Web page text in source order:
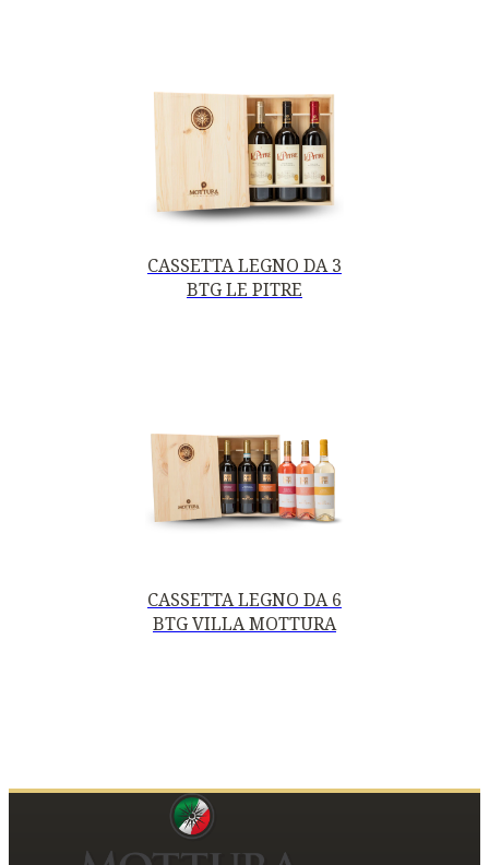
CASSETTA LEGNO DA 3
BTG LE PITRE
CASSETTA LEGNO DA 6
BTG VILLA MOTTURA